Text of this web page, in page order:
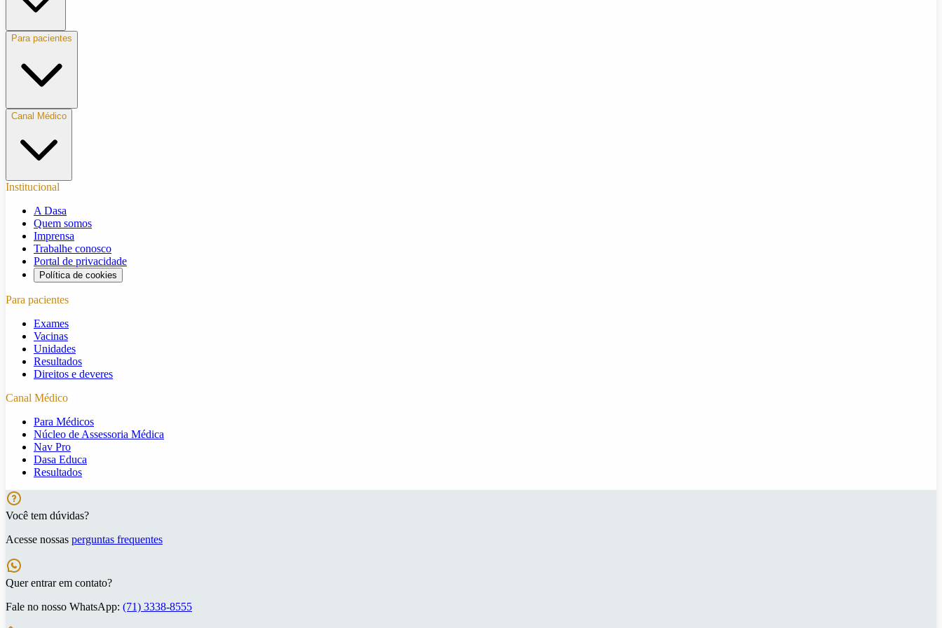
Para pacientes
Canal Médico
Institucional
A Dasa
Quem somos
Imprensa
Trabalhe conosco
Portal de privacidade
Política de cookies
Para pacientes
Exames
Vacinas
Unidades
Resultados
Direitos e deveres
Canal Médico
Para Médicos
Núcleo de Assessoria Médica
Nav Pro
Dasa Educa
Resultados
Você tem dúvidas?
Acesse nossas perguntas frequentes
Quer entrar em contato?
Fale no nosso WhatsApp: (71) 3338-8555